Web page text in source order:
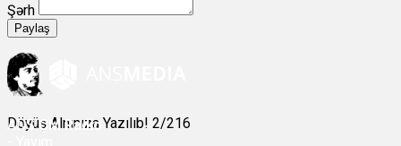
Şərh
Paylaş
Döyüş Alnınıza Yazılıb! 2/216
ANSÇM Radio